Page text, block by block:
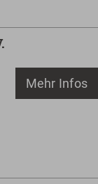
Mehr Infos